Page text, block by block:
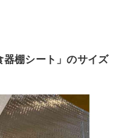
棚シート」のサイズ